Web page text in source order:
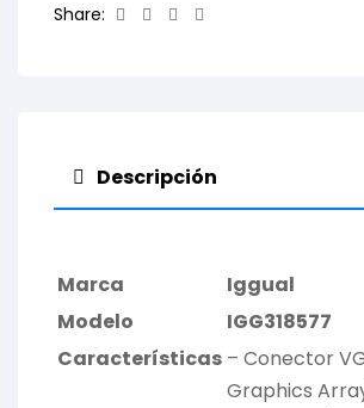
Share: Facebook
TwitterLinkedin
Descripción
Marca
Iggual
Modelo
IGG318577
Características – Conector
Graphics